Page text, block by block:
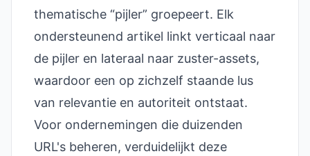
thematische “pijler” groepeert. Elk
ondersteunend artikel linkt verticaal naar
de pijler en lateraal naar zuster-assets,
waardoor een op zichzelf staande lus
van relevantie en autoriteit ontstaat.
Voor ondernemingen die duizenden
URL's beheren, verduidelijkt deze